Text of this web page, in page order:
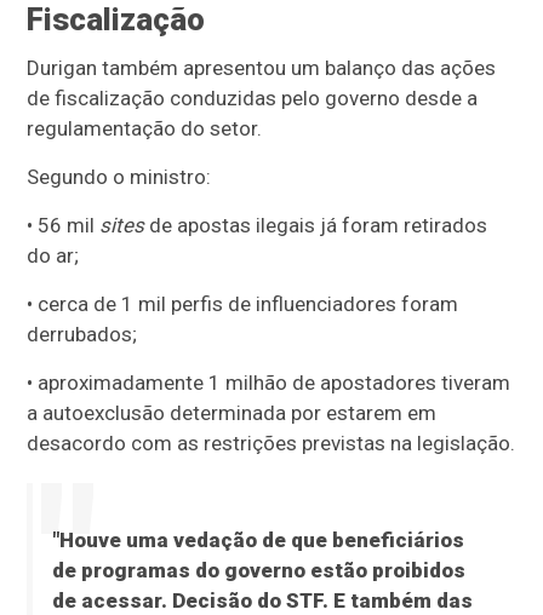
Fiscalização
Durigan também apresentou um balanço das ações
de fiscalização conduzidas pelo governo desde a
regulamentação do setor.
Segundo o ministro:
• 56 mil sitesde apostas ilegais já foram retirados
do ar;
• cerca de 1 mil perfis de influenciadores foram
derrubados;
• aproximadamente 1 milhão de apostadores tiveram
a autoexclusão determinada por estarem em
desacordo com as restrições previstas na legislação.
"Houve uma vedação de que beneficiários
de programas do governo estão proibidos
de acessar. Decisão do STF. E também das